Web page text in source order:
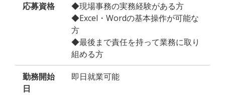
応募資格
◆現場事務の実務経験がある方
◆Excel・Wordの基本操作が可能な
方
◆最後まで責任を持って業務に取り
組める方
勤務開始
日
即日就業可能